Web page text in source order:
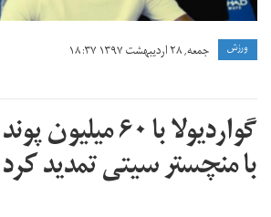
ورزش جمعه, ۲۸ اردیبهشت ۱۳۹۷ ۱۸:۳۷
گواردیولا با ۶۰
با منچستر سیتی تمدید کرد